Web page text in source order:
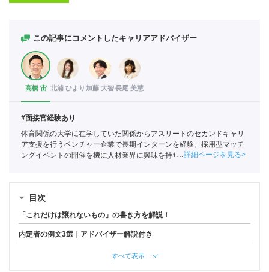
この記事にコメントしたキャリアアドバイザー
高橋 宙 北浦 ひより 加藤 大智長尾 美慧
#面接官経験あり
体育関係の大学に在学していた関係からアスリートのセカンドキャリ
ア支援を行うベンチャー企業で長期インターンを経験。採用型マッチ
ングイベントの開催を機に人材業界に興味を持ち始め、ポートに新卒
詳細ページを見る
目次
「これだけは譲れないもの」の書き方を解説！
内定者の例文3選｜アドバイザー解説付き
すべて表示